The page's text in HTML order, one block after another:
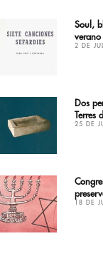
Soul,
2 DE
Dos
Terres
25 DE
18 DE